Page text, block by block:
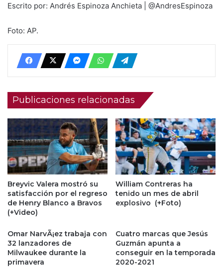
Escrito por: Andrés Espinoza Anchieta | @AndresEspinoza
Foto: AP.
Publicaciones relacionadas
Breyvic Valera mostró su
satisfacción por el regreso
de Henry Blanco a Bravos
(+Video)
William Contreras ha
tenido un mes de abril
explosivo (+Foto)
Omar NarvÃ¡ez trabaja con
32 lanzadores de
Milwaukee durante la
primavera
Cuatro marcas que Jesús
Guzmán apunta a
conseguir en la temporada
2020-2021